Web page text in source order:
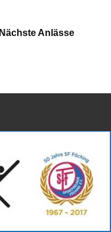
Nächste Anlässe